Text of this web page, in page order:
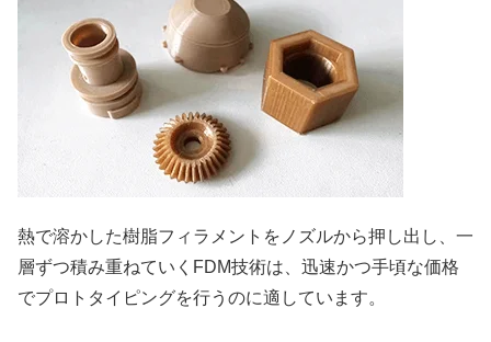
熱で溶かした樹脂フィラメントをノズルから押し出し、一
層ずつ積み重ねていくFDM技術は、迅速かつ手頃な価格
でプロトタイピングを行うのに適しています。